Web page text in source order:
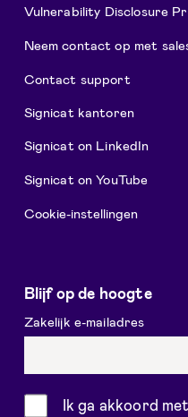
Vulnerability Disclosure
Neem contact op met
Contact support
Signicat kantoren
Signicat on LinkedIn
Signicat on YouTube
Cookie-instellingen
Blijf op de hoogte
Zakelijk e-mailadres
Toestemming
Ik ga akkoord